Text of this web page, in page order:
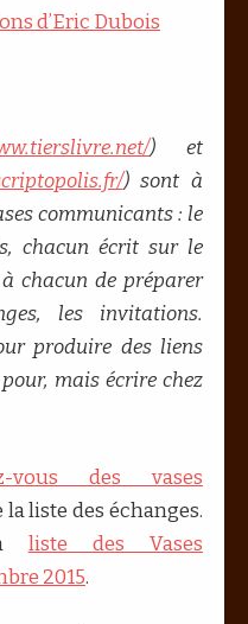
d’Eric Dubois
) et
) sont à
communicants : le
chacun écrit sur le
chacun de préparer
les invitations.
produire des liens
mais écrire chez
vous des vases
liste des échanges.
liste des Vases
2015.